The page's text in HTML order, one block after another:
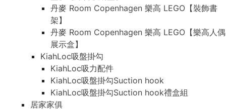
丹麥 Room Copenhagen 樂高 LEGO【裝飾書
架】
丹麥 Room Copenhagen 樂高 LEGO【樂高人偶
展示盒】
KiahLoc吸盤掛勾
KiahLoc吸力配件
KiahLoc吸盤掛勾Suction hook
KiahLoc吸盤掛勾Suction hook禮盒組
居家家俱